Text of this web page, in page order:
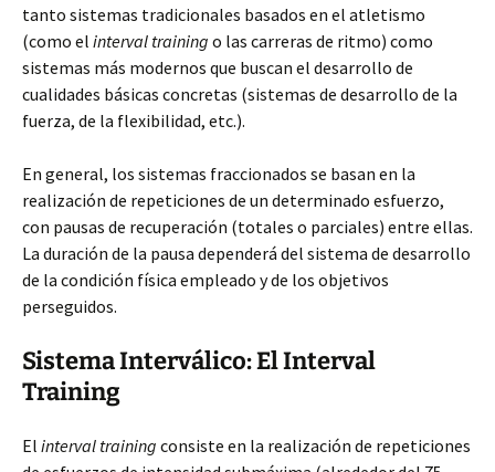
tanto sistemas tradicionales basados en el atletismo
(como el interval training o las carreras de ritmo) como
sistemas más modernos que buscan el desarrollo de
cualidades básicas concretas (sistemas de desarrollo de la
fuerza, de la flexibilidad, etc.).
En general, los sistemas fraccionados se basan en la
realización de repeticiones de un determinado esfuerzo,
con pausas de recuperación (totales o parciales) entre ellas.
La duración de la pausa dependerá del sistema de desarrollo
de la condición física empleado y de los objetivos
perseguidos.
Sistema Interválico: El Interval
Training
El interval training consiste en la realización de repeticiones